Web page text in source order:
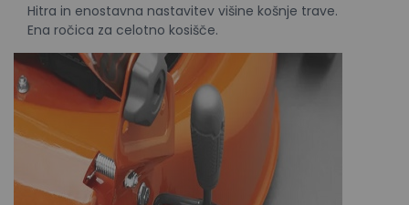
Hitra in enostavna nastavitev višine košnje trave.
Ena ročica za celotno kosišče.